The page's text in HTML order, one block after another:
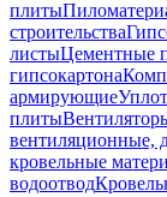
плиты
строительства
листыЦементные
гипсокартона
армирующие
плиты
вентиляционные,
кровельные
водоотвод